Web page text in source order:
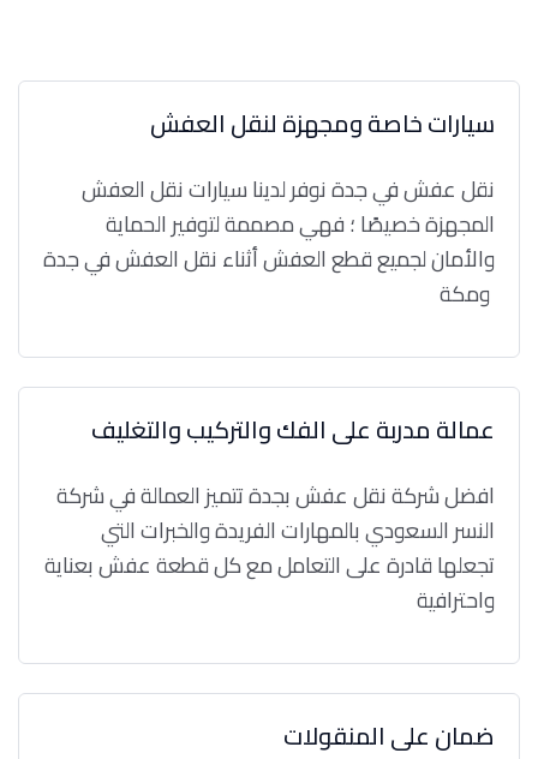
سيارات خاصة ومجهزة لنقل العفش
نقل عفش في جدة نوفر لدينا سيارات نقل العفش
المجهزة خصيصًا ؛ فهي مصممة لتوفير الحماية
والأمان لجميع قطع العفش أثناء نقل العفش في جدة
عمالة مدربة على الفك والتركيب والتغليف
افضل شركة نقل عفش بجدة تتميز العمالة في شركة
النسر السعودي بالمهارات الفريدة والخبرات التي
تجعلها قادرة على التعامل مع كل قطعة عفش بعناية
واحترافية
ضمان على المنقولات